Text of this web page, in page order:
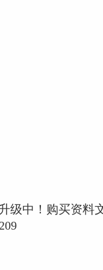
级中！购买资料